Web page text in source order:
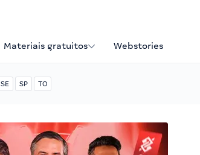
Materiais gratuitos Webstories
SE SP TO